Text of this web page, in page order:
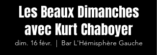
Les Beaux Dimanches
avec Kurt Chaboyer
dim. 16 févr. Bar L'Hémisphère Gauche